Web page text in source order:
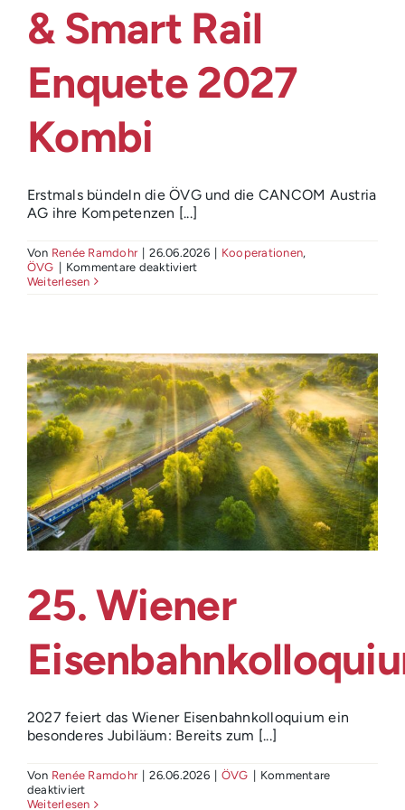
& Smart Rail
Enquete 2027
Kombi
Erstmals bündeln die ÖVG und die CANCOM Austria
AG ihre Kompetenzen [...]
Von Renée Ramdohr | 26.06.2026 | Kooperationen,
ÖVG | Kommentare deaktiviertfür
Rail
Enquete
2027
Kombi
Weiterlesen
25. Wiener
2027 feiert das Wiener Eisenbahnkolloquium ein
besonderes Jubiläum: Bereits zum [...]
Von Renée Ramdohr 26.06.2026 ÖVG
Kommentare
deaktiviertfür
25.
Weiterlesen